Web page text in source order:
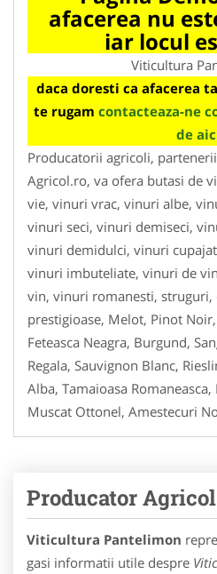
afacerea nu
iar locul
Viticultura
daca doresti ca afacerea
te rugam contacteaza-ne
de
Producatorii agricoli,
Agricol.ro, va ofera butasi de
vie, vinuri vrac, vinuri albe,
vinuri seci, vinuri demiseci,
vinuri demidulci, vinuri
vinuri imbuteliate, vinuri de
vin, vinuri romanesti, struguri,
prestigioase, Melot, Pinot
Feteasca Neagra, Burgund,
Regala, Sauvignon Blanc,
Alba, Tamaioasa
Muscat Ottonel, Amestecuri
Producator
Viticultura Pantelimon
gasi informatii utile despre